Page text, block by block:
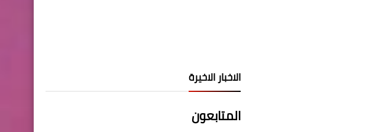
الاخبار الاخيرة
المتابعون